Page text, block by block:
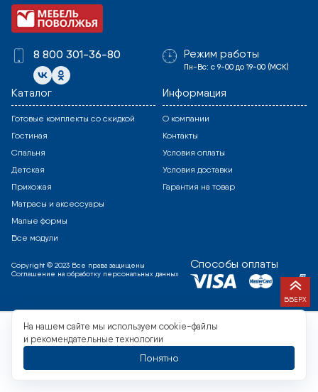
8 800 301-36-80 Режим работы
Пн-Вс: с 9-00 до 19-00 (МСК)
Каталог
Готовые комплекты со скидкой
Гостиная
Спальня
Детская
Прихожая
Матрасы и аксессуары
Малые формы
Все модули
Информация
О компании
Контакты
Условия оплаты
Условия доставки
Гарантия на товар
Copyright © 2023 Все права защищены
Соглашение на обработку персональных данных
Способы оплаты
ВВЕРХ
На нашем сайте мы используем cookie-файлы
и рекомендательные технологии
Понятно